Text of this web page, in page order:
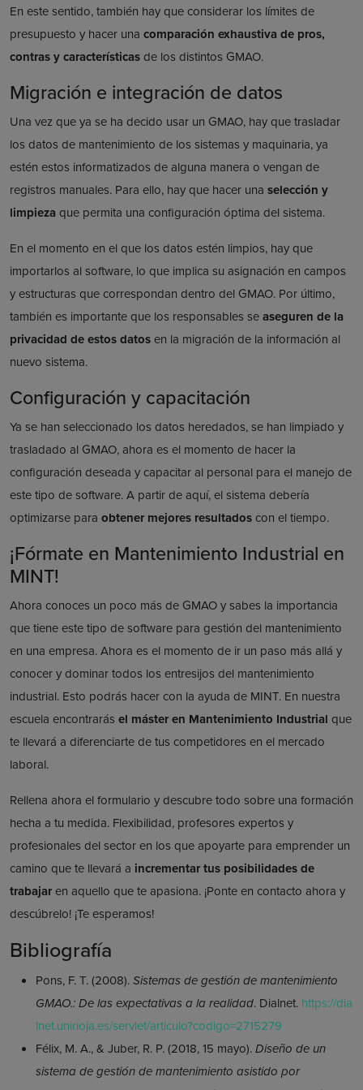
En este sentido, también hay que considerar los límites de
presupuesto y hacer una comparación exhaustiva de pros,
contras y característicasde los distintos GMAO.
Migración e integración de datos
Una vez que ya se ha decido usar un GMAO, hay que trasladar
los datos de mantenimiento de los sistemas y maquinaria, ya
estén estos informatizados de alguna manera o vengan de
registros manuales. Para ello, hay que hacer una selección y
limpieza que permita una configuración óptima del sistema.
En el momento en el que los datos estén limpios, hay que
importarlos al software, lo que implica su asignación en campos
y estructuras que correspondan dentro del GMAO. Por último,
también es importante que los responsables seaseguren de la
privacidad de estos datosen la migración de la información al
nuevo sistema.
Configuración y capacitación
Ya se han seleccionado los datos heredados, se han limpiado y
trasladado al GMAO, ahora es el momento de hacer la
configuración deseada y capacitar al personal para el manejo de
este tipo de software. A partir de aquí, el sistema debería
optimizarse para obtener mejores resultadoscon el tiempo.
¡Fórmate en Mantenimiento Industrial en
MINT!
Ahora conoces un poco más de GMAO y sabes la importancia
que tiene este tipo de software para gestión del mantenimiento
en una empresa. Ahora es el momento de ir un paso más allá y
conocer y dominar todos los entresijos del mantenimiento
industrial. Esto podrás hacer con la ayuda de MINT. En nuestra
escuela encontrarás el máster en Mantenimiento Industrial que
te llevará a diferenciarte de tus competidores en el mercado
laboral.
Rellena ahora el formulario y descubre todo sobre una formación
hecha a tu medida. Flexibilidad, profesores expertos y
profesionales del sector en los que apoyarte para emprender un
camino que te llevará a incrementar tus posibilidades de
trabajaren aquello que te apasiona. ¡Ponte en contacto ahora y
descúbrelo! ¡Te esperamos!
Bibliografía
Pons, F. T. (2008).Sistemas de gestión de mantenimiento
GMAO.: De las expectativas a la realidad. Dialnet. https://dia
lnet.unirioja.es/servlet/articulo?codigo=2715279
Félix, M. A., & Juber, R. P. (2018, 15 mayo).Diseño de un
sistema de gestión de mantenimiento asistido por